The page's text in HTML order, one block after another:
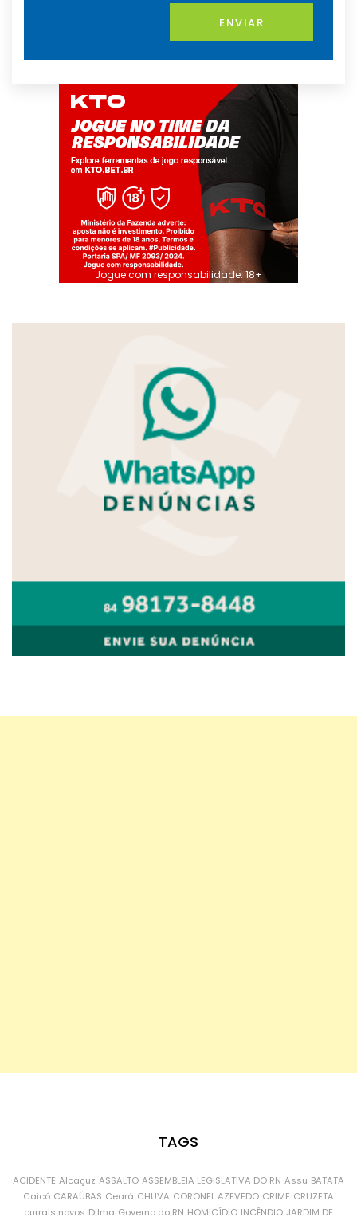
ENVIAR
Jogue com responsabilidade. 18+
TAGS
ACIDENTE Alcaçuz ASSALTO ASSEMBLEIA LEGISLATIVA DO RN Assu BATATA
Caicó CARAÚBAS Ceará CHUVA CORONEL AZEVEDO CRIME CRUZETA
currais novos Dilma Governo do RN HOMICÍDIO INCÊNDIO JARDIM DE